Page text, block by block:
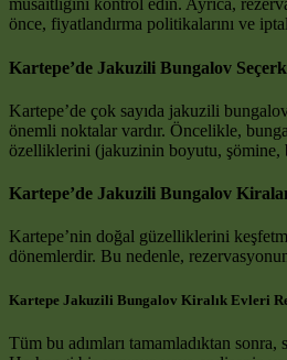
müsaitliğini kontrol edin. Ayrıca,
önce, fiyatlandırma politikalarını ve
Kartepe’de Jakuzili Bungalov
Kartepe’de çok sayıda jakuzili
önemli noktalar vardır. Öncelikle,
özelliklerini (jakuzinin boyutu, şömine,
Kartepe’de Jakuzili Bungalov
Kartepe’nin doğal güzelliklerini
dönemlerdir. Bu nedenle,
Kartepe Jakuzili Bungalov Kiralık Evleri
Tüm bu adımları tamamladıktan